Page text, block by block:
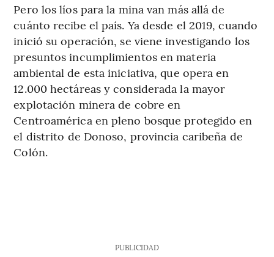
Pero los líos para la mina van más allá de
cuánto recibe el país. Ya desde el 2019, cuando
inició su operación, se viene investigando los
presuntos incumplimientos en materia
ambiental de esta iniciativa, que opera en
12.000 hectáreas y considerada la mayor
explotación minera de cobre en
Centroamérica en pleno bosque protegido en
el distrito de Donoso, provincia caribeña de
Colón.
PUBLICIDAD